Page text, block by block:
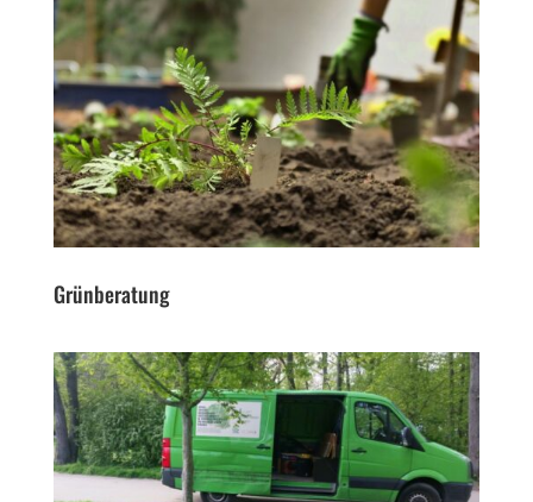
Grünberatung